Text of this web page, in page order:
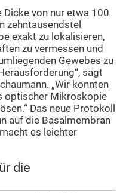
von nur etwa 100
zehntausendstel
exakt zu lokalisieren,
zu vermessen und
Gewebes zu
sagt
„Wir konnten
optischer Mikroskopie
Das neue Protokoll
auf die Basalmembran
es leichter
die